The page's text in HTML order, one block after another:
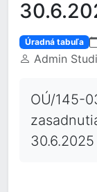
Úradná tabuľa
Admin
OÚ/145-
30.6.2025